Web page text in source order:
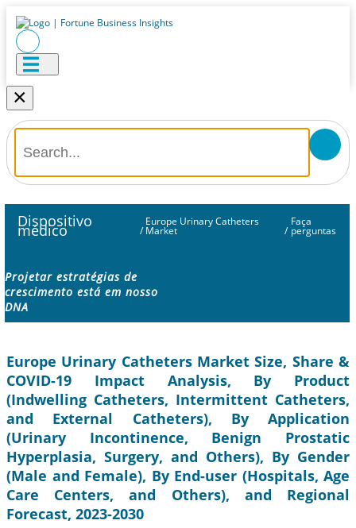
×
Dispositivo
médico /
Europe Urinary Catheters
Market /
Faça
perguntas
Projetar estratégias de
crescimento está em nosso
DNA
Europe Urinary Catheters Market Size, Share &
COVID-19 Impact Analysis, By Product
(Indwelling Catheters, Intermittent Catheters,
and External Catheters), By Application
(Urinary Incontinence, Benign Prostatic
Hyperplasia, Surgery, and Others), By Gender
(Male and Female), By End-user (Hospitals, Age
Care Centers, and Others), and Regional
Forecast, 2023-2030